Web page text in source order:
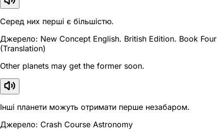
Серед них перші є більшістю.
Джерело: New Concept English. British Edition. Book Four
(Translation)
Other planets may get the former soon.
Інші планети можуть отримати перше незабаром.
Джерело: Crash Course Astronomy